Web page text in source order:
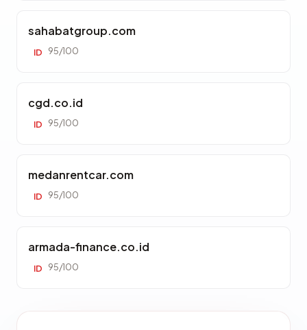
sahabatgroup.com
ID 95/100
cgd.co.id
ID 95/100
medanrentcar.com
ID 95/100
armada-finance.co.id
ID 95/100